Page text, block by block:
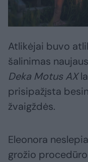
Atlikėjai buvo
šalinimas
Deka Motus AX
prisipažįsta
žvaigždės.
Eleonora
grožio